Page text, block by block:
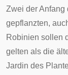
Zwei der Anfang
gepflanzten,
Robinien sollen
gelten als die
Jardin des